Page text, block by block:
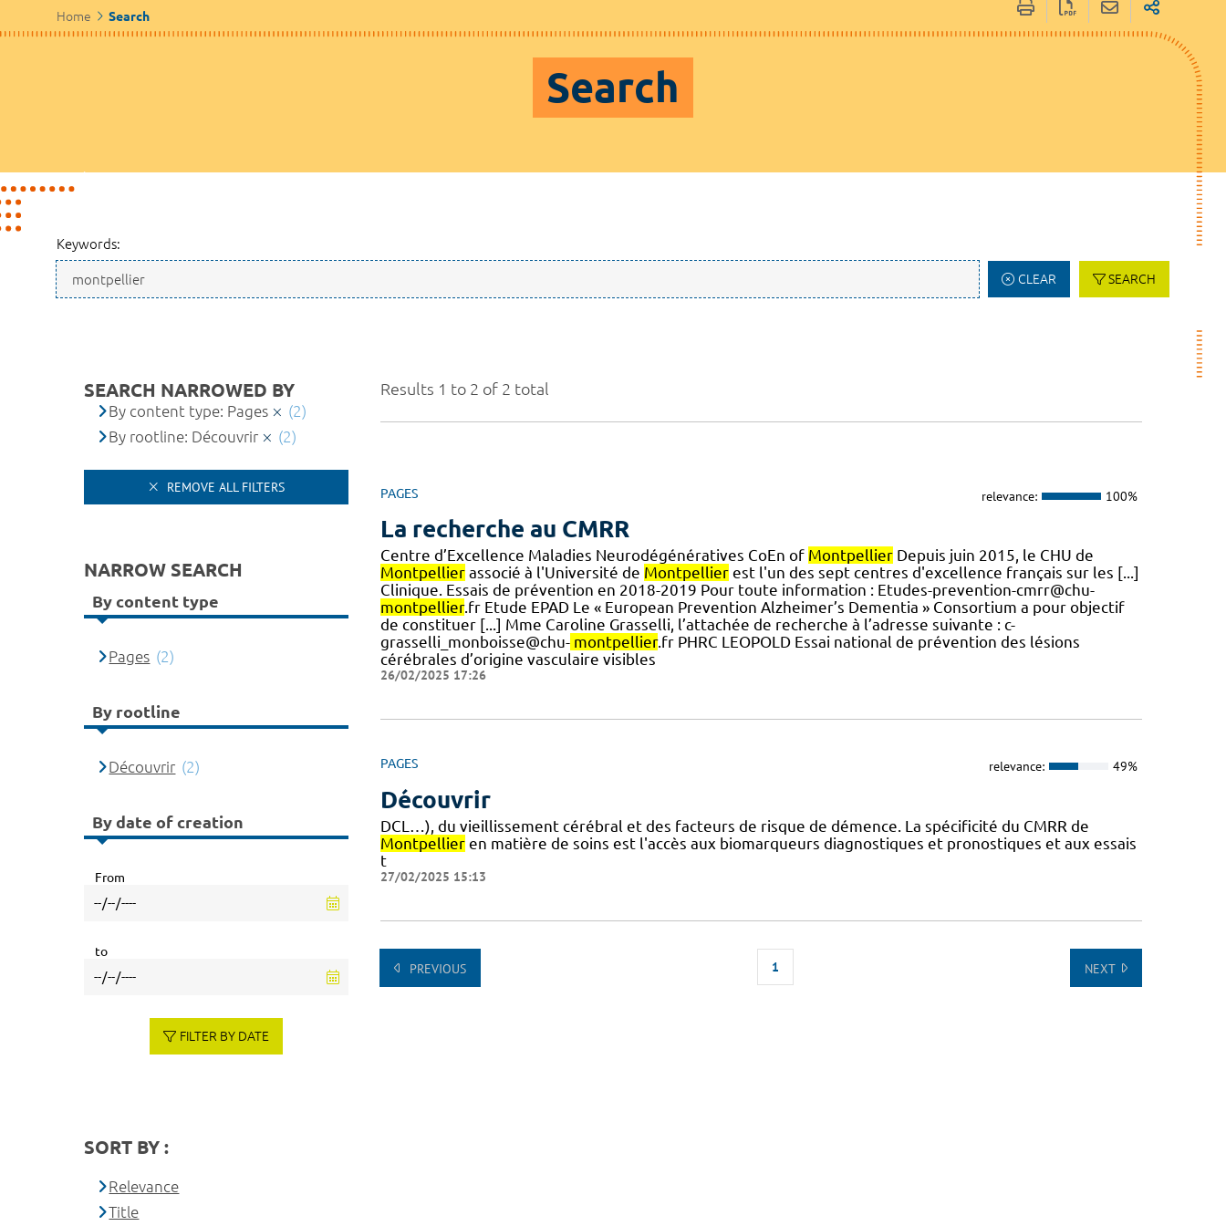
Home Search
Search
Keywords:
CLEAR SEARCH
Results 1 to 2 of 2 total
PAGES relevance: 100%
La recherche au CMRR
Centre d’Excellence Maladies Neurodégénératives CoEn of MontpellierDepuis juin 2015, le CHU de
Montpellierassocié à l'Université de Montpellierest l'un des sept centres d'excellence français sur les [...]
Clinique. Essais de prévention en 2018-2019 Pour toute information : Etudes-prevention-cmrr@chu-
montpellier.fr Etude EPAD Le « European Prevention Alzheimer’s Dementia » Consortium a pour objectif
de constituer [...] Mme Caroline Grasselli, l’attachée de recherche à l’adresse suivante : c-
grasselli_monboisse@chu- montpellier.fr PHRC LEOPOLD Essai national de prévention des lésions
cérébrales d’origine vasculaire visibles
26/02/2025 17:26
PAGES relevance: 49%
Découvrir
DCL…), du vieillissement cérébral et des facteurs de risque de démence. La spécificité du CMRR de
Montpellieren matière de soins est l'accès aux biomarqueurs diagnostiques et pronostiques et aux essais
t
27/02/2025 15:13
PREVIOUS 1 NEXT
SEARCH NARROWED BY
By content type: Pages
(2)
By rootline: Découvrir
(2)
REMOVE ALL FILTERS
NARROW SEARCH
By content type
Pages (2)
By rootline
Découvrir (2)
By date of creation
From
to
FILTER BY DATE
SORT BY :
Relevance
Title